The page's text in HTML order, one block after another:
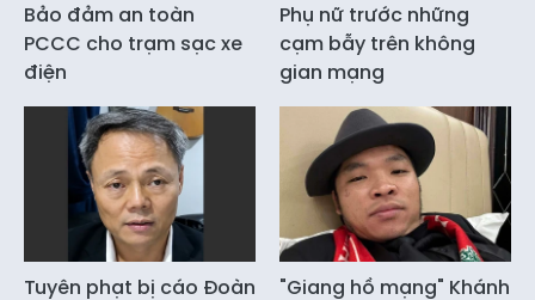
Bảo đảm an toàn
PCCC cho trạm sạc xe
điện
Phụ nữ trước những
cạm bẫy trên không
gian mạng
Tuyên phạt bị cáo Đoàn
"Giang hồ mạng" Khánh